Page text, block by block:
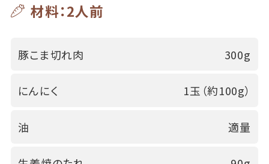
材料：2人前
豚こま切れ肉 300g
にんにく 1玉（約100g）
油 適量